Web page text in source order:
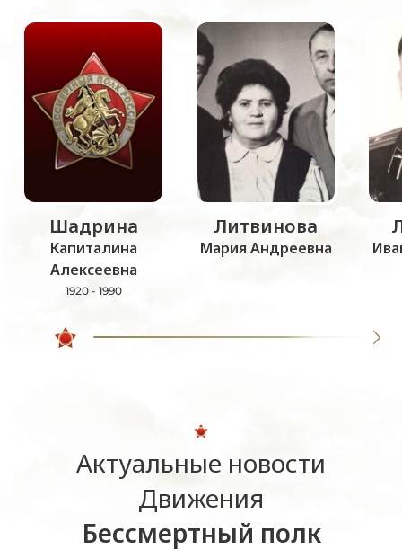
Шадрина
Капиталина
Алексеевна
1920 - 1990
Литвинова
Мария Андреевна
Актуальные новости
Движения
Бессмертный полк